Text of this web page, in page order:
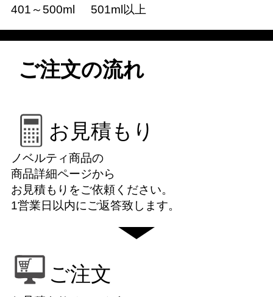
401～500ml
501ml以上
ご注文の流れ
お見積もり
ノベルティ商品の
商品詳細ページから
お見積もりをご依頼ください。
1営業日以内にご返答致します。
ご注文